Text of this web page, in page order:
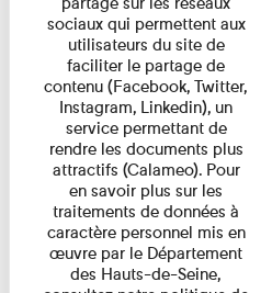
sociaux qui permettent aux
utilisateurs du site de
faciliter le partage de
contenu (Facebook, Twitter,
Instagram, Linkedin), un
service permettant de
rendre les documents plus
attractifs (Calameo). Pour
en savoir plus sur les
traitements de données à
caractère personnel mis en
œuvre par le Département
des Hauts-de-Seine,